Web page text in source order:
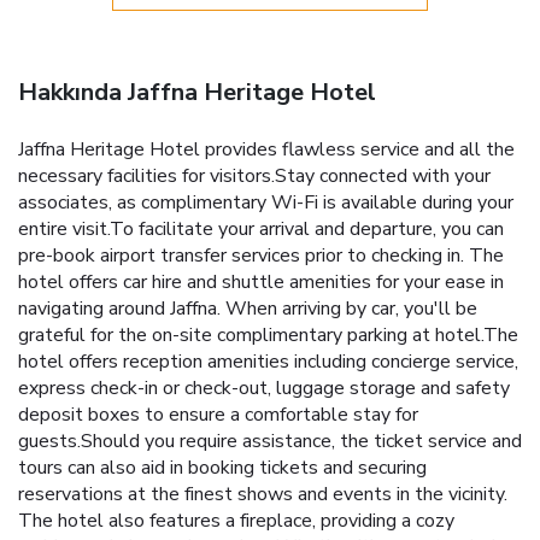
Hakkında Jaffna Heritage Hotel
Jaffna Heritage Hotel provides flawless service and all the
necessary facilities for visitors.Stay connected with your
associates, as complimentary Wi-Fi is available during your
entire visit.To facilitate your arrival and departure, you can
pre-book airport transfer services prior to checking in. The
hotel offers car hire and shuttle amenities for your ease in
navigating around Jaffna. When arriving by car, you'll be
grateful for the on-site complimentary parking at hotel.The
hotel offers reception amenities including concierge service,
express check-in or check-out, luggage storage and safety
deposit boxes to ensure a comfortable stay for
guests.Should you require assistance, the ticket service and
tours can also aid in booking tickets and securing
reservations at the finest shows and events in the vicinity.
The hotel also features a fireplace, providing a cozy